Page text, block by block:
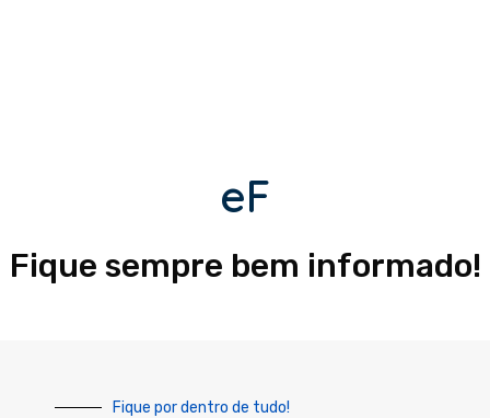
eF
Fique sempre bem informado!
Fique por dentro de tudo!